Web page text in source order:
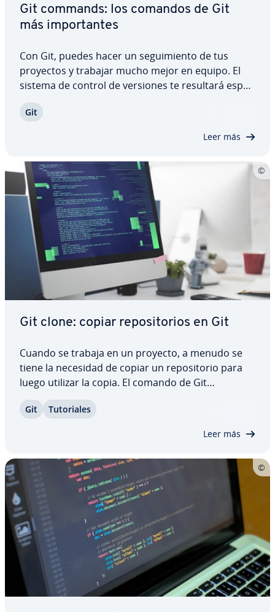
Git commands: los comandos de Git
más im­po­r­ta­n­tes
Con Git, puedes hacer un se­gui­mie­n­to de tus
proyectos y trabajar mucho mejor en equipo. El
sistema de control de versiones te resultará es­pe­
adecuados. Ex­pli­ca­mos qué son los Git commands
Git
Leer más
Git clone: copiar re­po­si­to­rios en Git
Cuando se trabaja en un proyecto, a menudo se
tiene la necesidad de copiar un re­po­si­to­rio para
luego utilizar la copia. El comando de Git
Aquí puedes aprender más sobre este comando,
Git Tu­to­ria­les
Leer más